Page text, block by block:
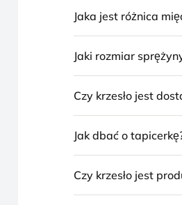
Jaka jest różnica
Jaki rozmiar
Czy krzesło jest
Jak dbać o
Czy krzesło jest